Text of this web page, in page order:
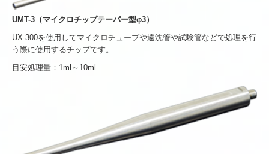
UMT-3（マイクロチップテーパー型φ3）
UX-300を使用してマイクロチューブや遠沈管や試験管などで処理を行
う際に使用するチップです。
目安処理量：1ml～10ml